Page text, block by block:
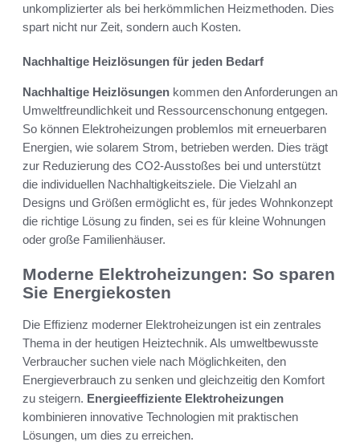
unkomplizierter als bei herkömmlichen Heizmethoden. Dies
spart nicht nur Zeit, sondern auch Kosten.
Nachhaltige Heizlösungen für jeden Bedarf
Nachhaltige Heizlösungen kommen den Anforderungen an
Umweltfreundlichkeit und Ressourcenschonung entgegen.
So können Elektroheizungen problemlos mit erneuerbaren
Energien, wie solarem Strom, betrieben werden. Dies trägt
zur Reduzierung des CO2-Ausstoßes bei und unterstützt
die individuellen Nachhaltigkeitsziele. Die Vielzahl an
Designs und Größen ermöglicht es, für jedes Wohnkonzept
die richtige Lösung zu finden, sei es für kleine Wohnungen
oder große Familienhäuser.
Moderne Elektroheizungen: So sparen
Sie Energiekosten
Die Effizienz moderner Elektroheizungen ist ein zentrales
Thema in der heutigen Heiztechnik. Als umweltbewusste
Verbraucher suchen viele nach Möglichkeiten, den
Energieverbrauch zu senken und gleichzeitig den Komfort
zu steigern. Energieeffiziente Elektroheizungen
kombinieren innovative Technologien mit praktischen
Lösungen, um dies zu erreichen.